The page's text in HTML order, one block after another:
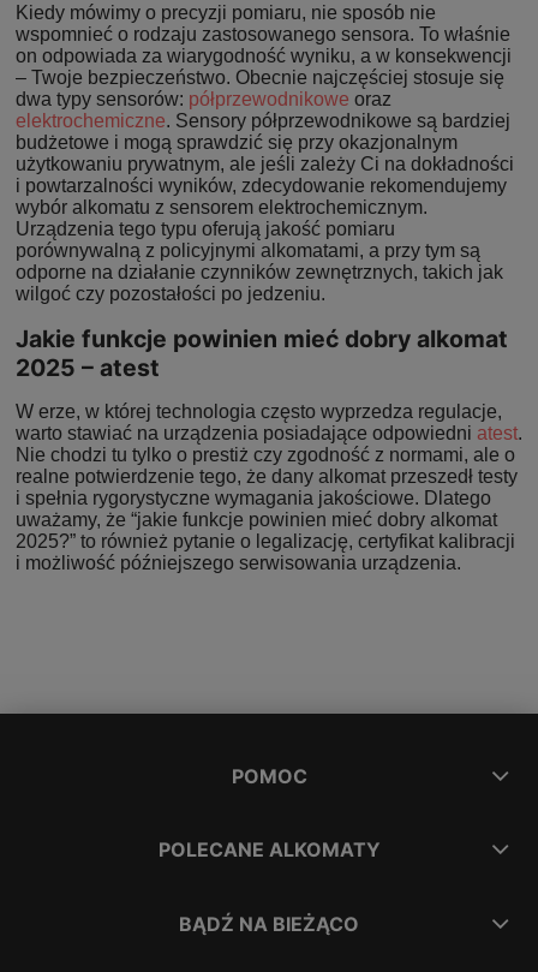
Kiedy mówimy o precyzji pomiaru, nie sposób nie
wspomnieć o rodzaju zastosowanego sensora. To właśnie
on odpowiada za wiarygodność wyniku, a w konsekwencji
– Twoje bezpieczeństwo. Obecnie najczęściej stosuje się
dwa typy sensorów: półprzewodnikowe oraz
elektrochemiczne. Sensory półprzewodnikowe są bardziej
budżetowe i mogą sprawdzić się przy okazjonalnym
użytkowaniu prywatnym, ale jeśli zależy Ci na dokładności
i powtarzalności wyników, zdecydowanie rekomendujemy
wybór alkomatu z sensorem elektrochemicznym.
Urządzenia tego typu oferują jakość pomiaru
porównywalną z policyjnymi alkomatami, a przy tym są
odporne na działanie czynników zewnętrznych, takich jak
wilgoć czy pozostałości po jedzeniu.
Jakie funkcje powinien mieć dobry alkomat
2025 – atest
W erze, w której technologia często wyprzedza regulacje,
warto stawiać na urządzenia posiadające odpowiedni atest.
Nie chodzi tu tylko o prestiż czy zgodność z normami, ale o
realne potwierdzenie tego, że dany alkomat przeszedł testy
i spełnia rygorystyczne wymagania jakościowe. Dlatego
uważamy, że “jakie funkcje powinien mieć dobry alkomat
2025?” to również pytanie o legalizację, certyfikat kalibracji
i możliwość późniejszego serwisowania urządzenia.
POMOC
POLECANE ALKOMATY
BĄDŹ NA BIEŻĄCO